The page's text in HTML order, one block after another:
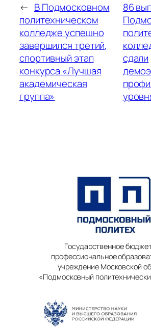
← В Подмосковном
политехническом
колледже успешно
завершился третий,
спортивный этап
конкурса «Лучшая
академическая
группа»
86
сдали
Государственное
профессиональное
учреждение Московской
«Подмосковный